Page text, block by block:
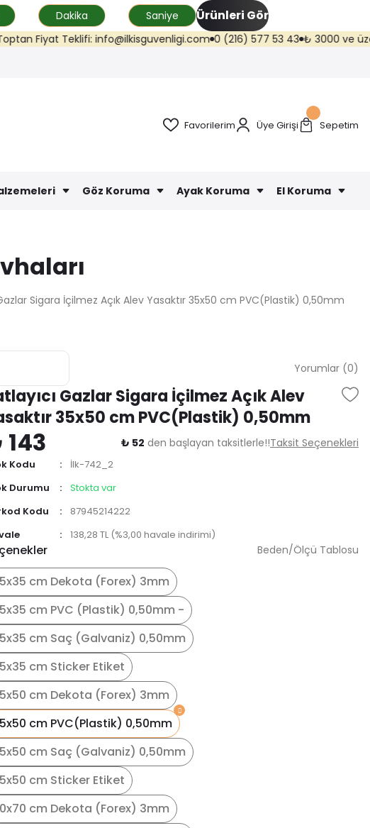
Dakika Saniye Ürünleri Gör
Fiyat Teklifi: info@ilkisguvenligi.com 0 (216) 577 53 43 ₺ 3000 ve üzeri
Favorilerim Üye Girişi Sepetim
Göz Koruma Ayak Koruma El Koruma
Sigara İçilmez Açık Alev Yasaktır 35x50 cm PVC(Plastik) 0,50mm
Yorumlar (0)
Gazlar Sigara İçilmez Açık Alev
35x50 cm PVC(Plastik) 0,50mm
₺ 52 den başlayan taksitlerle!!Taksit Seçenekleri
Kodu
İlk-742_2
Durumu
Stokta var
Kodu
87945214222
138,28 TL (%3,00 havale indirimi)
cm Dekota (Forex) 3mm
cm PVC (Plastik) 0,50mm -
cm Saç (Galvaniz) 0,50mm
cm Sticker Etiket
cm Dekota (Forex) 3mm
cm PVC(Plastik) 0,50mm
cm Saç (Galvaniz) 0,50mm
cm Sticker Etiket
cm Dekota (Forex) 3mm
Beden/Ölçü Tablosu